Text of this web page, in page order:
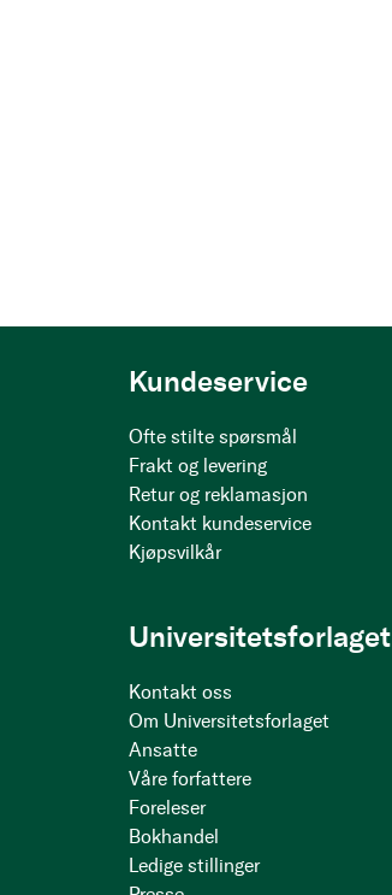
Kundeservice
Ofte stilte spørsmål
Frakt og levering
Retur og reklamasjon
Kontakt kundeservice
Kjøpsvilkår
Universitetsforlaget
Kontakt oss
Om Universitetsforlaget
Ansatte
Våre forfattere
Foreleser
Bokhandel
Ledige stillinger